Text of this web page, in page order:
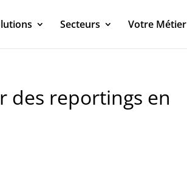
Secteurs Votre Métier
des reportings en